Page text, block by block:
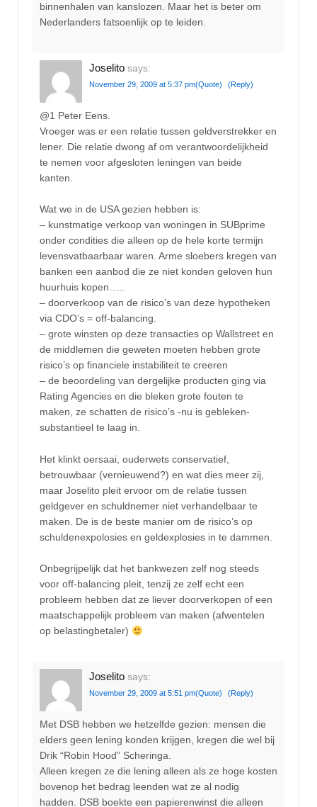
binnenhalen van kanslozen. Maar het is beter om
Nederlanders fatsoenlijk op te leiden.
Joselito says:
November 29, 2009 at 5:37 pm(Quote) (Reply)
@1 Peter Eens.
Vroeger was er een relatie tussen geldverstrekker en
lener. Die relatie dwong af om verantwoordelijkheid
te nemen voor afgesloten leningen van beide
kanten.
Wat we in de USA gezien hebben is:
– kunstmatige verkoop van woningen in SUBprime
onder condities die alleen op de hele korte termijn
levensvatbaarbaar waren. Arme sloebers kregen van
banken een aanbod die ze niet konden geloven hun
huurhuis kopen…..
– doorverkoop van de risico’s van deze hypotheken
via CDO’s = off-balancing.
– grote winsten op deze transacties op Wallstreet en
de middlemen die geweten moeten hebben grote
risico’s op financiele instabiliteit te creeren
– de beoordeling van dergelijke producten ging via
Rating Agencies en die bleken grote fouten te
maken, ze schatten de risico’s -nu is gebleken-
substantieel te laag in.
Het klinkt oersaai, ouderwets conservatief,
betrouwbaar (vernieuwend?) en wat dies meer zij,
maar Joselito pleit ervoor om de relatie tussen
geldgever en schuldnemer niet verhandelbaar te
maken. De is de beste manier om de risico’s op
schuldenexpolosies en geldexplosies in te dammen.
Onbegrijpelijk dat het bankwezen zelf nog steeds
voor off-balancing pleit, tenzij ze zelf echt een
probleem hebben dat ze liever doorverkopen of een
maatschappelijk probleem van maken (afwentelen
op belastingbetaler)
Joselito says:
November 29, 2009 at 5:51 pm(Quote) (Reply)
Met DSB hebben we hetzelfde gezien: mensen die
elders geen lening konden krijgen, kregen die wel bij
Drik “Robin Hood” Scheringa.
Alleen kregen ze die lening alleen als ze hoge kosten
bovenop het bedrag leenden wat ze al nodig
hadden. DSB boekte een papierenwinst die alleen